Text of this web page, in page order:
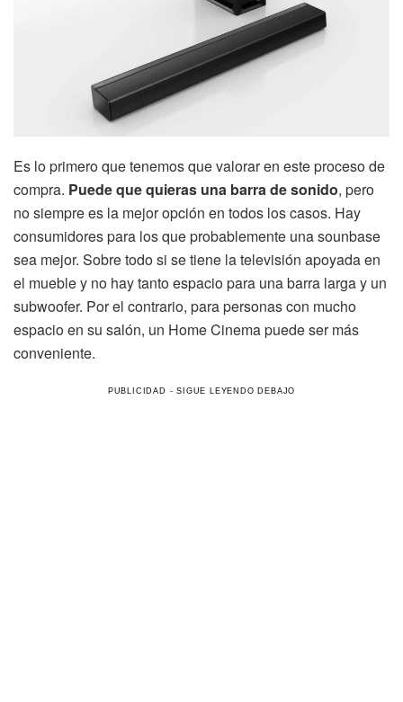
Es lo primero que tenemos que valorar en este proceso de
compra. Puede que quieras una barra de sonido, pero
no siempre es la mejor opción en todos los casos. Hay
consumidores para los que probablemente una sounbase
sea mejor. Sobre todo si se tiene la televisión apoyada en
el mueble y no hay tanto espacio para una barra larga y un
subwoofer. Por el contrario, para personas con mucho
espacio en su salón, un Home Cinema puede ser más
conveniente.